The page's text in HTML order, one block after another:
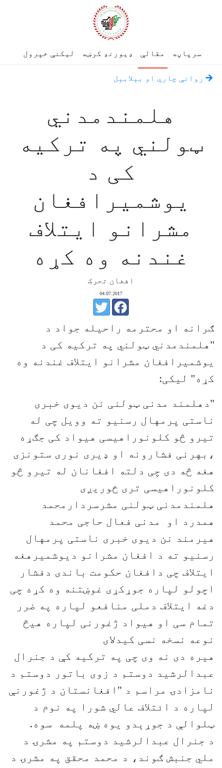
سرپاڼه مقالې ډیورنډ کرښه لیکنې خپرول
روانې چارې او بېلابېل
هلمندمدني
ټولني په ترکيه
کی د
یوشمیرافغان
مشرانو ایتلاف
غندنه وه کړه
افغان تحرک
04.07.2017
ګرانه او محترمه راحیله جواد د
"هلمندمدني ټولني په ترکيه کی د
یوشمیرافغان مشرانو ایتلاف غندنه وه
کړه" لیکی:
"دهلمند مدنی ټولنی نن دیوی خبری
ناستی پرمهال رسنیو ته وویل چی له
تیرو څو کلونوراهیسی هیواد کی جګړه
،بهرنی فشارونه او ډیری نوری ستونزی
هغه څه دی چی دلته افغانان له تیرو څو
کلونوراهیسی تری ځوریږی
هلمندمدنی ټولنی مشرسردارمحمد
همدرد او مدنی فعال حاجی محمد
هیرمند نن دیوی خبری ناستی پرمهال
رسنیو ته د افغان مشرانو دیوشمیرهغه
ایتلاف چی دافغان حکومت باندی دفشار
اچولو لپاره جوړکړی غوښتنه وه کړه چی
دغه ایتلاف دملی منافعو لپاره په ضرر
تمام سی او هیواد ژغورنی لپاره هیڅ
نوعه نسخه نسی کیدلای
هیره دی نه وی چی په ترکیه کې د جنرال
عبدالرشید دوستم د زوی باتور دوستم د
نامزادۍ مراسم د "افغانستان د ژغورنې
لپاره د ائتلاف عالي شورا په نوم د
ټلوالې د جوړېدو یوه ښه پلمه سوه.
د جنرال عبدالرشید دوستم په مشرۍ د
ملي جنبش ګوند، د محمد محقق په مشرۍ د